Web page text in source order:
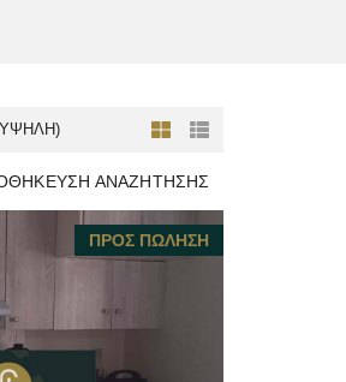
ΑΝΑΖΉΤΗΣΗΣ
ΠΡΟΣ ΠΏΛΗΣΗ